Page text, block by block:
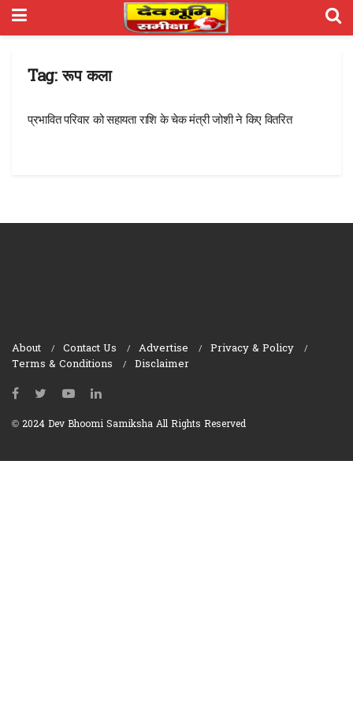
Tag:रूप कला
प्रभावित परिवार को सहायता राशि के चेक मंत्री जोशी ने किए वितरित
About Contact Us Advertise
Privacy & Policy
Terms & Conditions
Disclaimer
© 2024 Dev Bhoomi Samiksha All Rights Reserved